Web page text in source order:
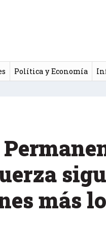
Política y Economía
más lo